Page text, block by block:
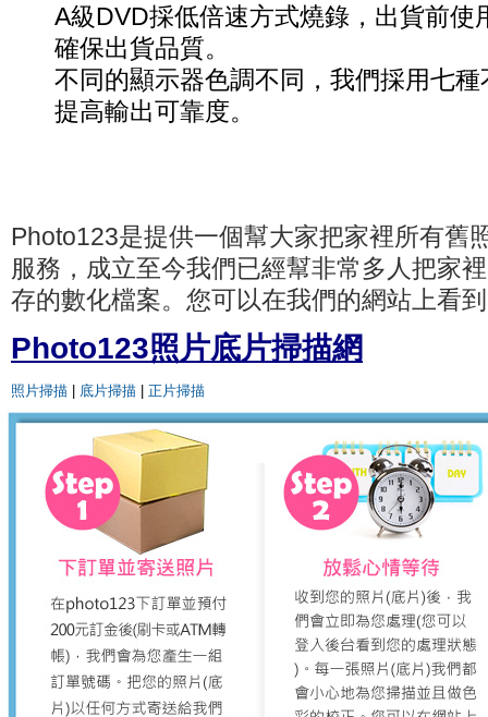
A級DVD採低倍速方式燒錄，出貨前使
確保出貨品質。
不同的顯示器色調不同，我們採用七
提高輸出可靠度。
Photo123是提供一個幫大家把家裡所有舊
服務，成立至今我們已經幫非常多人把家
存的數化檔案。您可以在我們的網站上看
Photo123照片底片掃描網
照片掃描 底片掃描 正片掃描